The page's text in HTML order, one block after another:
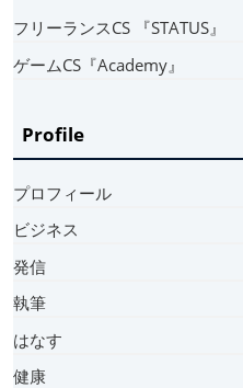
フリーランスCS 『STATUS』
ゲームCS『Academy』
Profile
プロフィール
ビジネス
発信
執筆
はなす
健康